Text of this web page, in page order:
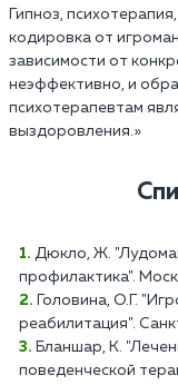
Гипноз,
кодировка от
зависимости от
неэффективно, и
психотерапевтам
выздоровления.»
Дюкло, Ж.
профилактика".
Головина, О.Г.
реабилитация".
Бланшар, К.
поведенческой